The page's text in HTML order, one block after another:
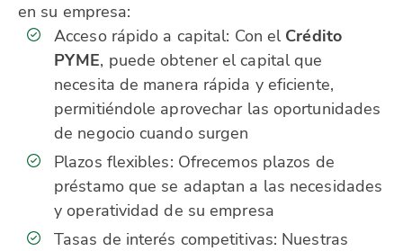
en su empresa:
Acceso rápido a capital: Con el Crédito
PYME, puede obtener el capital que
necesita de manera rápida y eficiente,
permitiéndole aprovechar las oportunidades
de negocio cuando surgen
Plazos flexibles: Ofrecemos plazos de
préstamo que se adaptan a las necesidades
y operatividad de su empresa
Tasas de interés competitivas: Nuestras